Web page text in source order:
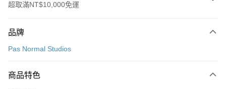
超取滿NT$10,000免運
信用卡一次付款
LINE Pay
品牌
Pas Normal Studios
商品特色